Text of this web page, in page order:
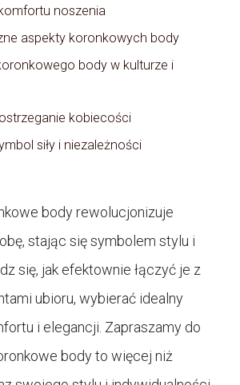
noszenia
aspekty koronkowych body
body w kulturze i
kobiecości
siły i niezależności
body rewolucjonizuje
stając się symbolem stylu i
się, jak efektownie łączyć je z
ubioru, wybierać idealny
i elegancji. Zapraszamy do
body to więcej niż